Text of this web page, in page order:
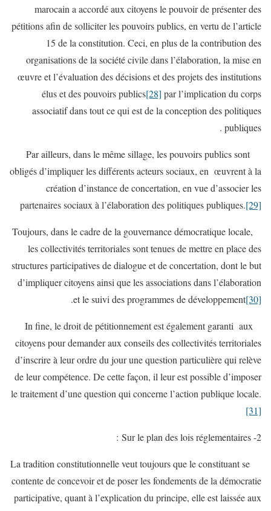
marocain a accordé aux citoyens le pouvoir de présenter des
pétitions afin de solliciter les pouvoirs publics, en vertu de l’article
15 de la constitution. Ceci, en plus de la contribution des
organisations de la société civile dans l’élaboration, la mise en
œuvre et l’évaluation des décisions et des projets des institutions
élus et des pouvoirs publics[28] par l’implication du corps
associatif dans tout ce qui est de la conception des politiques
publiques .
Par ailleurs, dans le même sillage, les pouvoirs publics sont
obligés d’impliquer les différents acteurs sociaux, en œuvrent à la
création d’instance de concertation, en vue d’associer les
partenaires sociaux à l’élaboration des politiques publiques.[29]
Toujours, dans le cadre de la gouvernance démocratique locale,
les collectivités territoriales sont tenues de mettre en place des
structures participatives de dialogue et de concertation, dont le but
d’impliquer citoyens ainsi que les associations dans l’élaboration
et le suivi des programmes de développement[30]
.
In fine, le droit de pétitionnement est également garanti aux
citoyens pour demander aux conseils des collectivités territoriales
d’inscrire à leur ordre du jour une question particulière qui relève
de leur compétence. De cette façon, il leur est possible d’imposer
le traitement d’une question qui concerne l’action publique locale.
[31]
2- Sur le plan des lois réglementaires :
La tradition constitutionnelle veut toujours que le constituant se
contente de concevoir et de poser les fondements de la démocratie
participative, quant à l’explication du principe, elle est laissée aux